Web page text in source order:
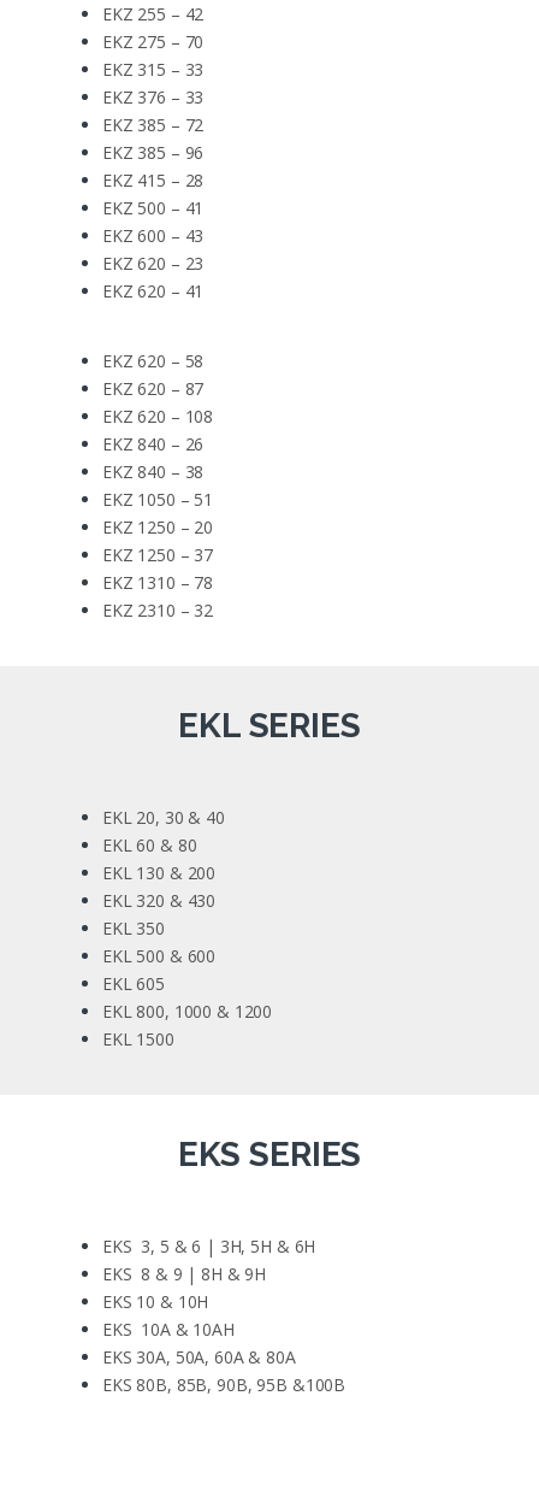
EKZ 255 – 42
EKZ 275 – 70
EKZ 315 – 33
EKZ 376 – 33
EKZ 385 – 72
EKZ 385 – 96
EKZ 415 – 28
EKZ 500 – 41
EKZ 600 – 43
EKZ 620 – 23
EKZ 620 – 41
EKZ 620 – 58
EKZ 620 – 87
EKZ 620 – 108
EKZ 840 – 26
EKZ 840 – 38
EKZ 1050 – 51
EKZ 1250 – 20
EKZ 1250 – 37
EKZ 1310 – 78
EKZ 2310 – 32
EKL SERIES
EKL 20, 30 & 40
EKL 60 & 80
EKL 130 & 200
EKL 320 & 430
EKL 350
EKL 500 & 600
EKL 605
EKL 800, 1000 & 1200
EKL 1500
EKS SERIES
EKS 3, 5 & 6 | 3H, 5H & 6H
EKS 8 & 9 | 8H & 9H
EKS 10 & 10H
EKS 10A & 10AH
EKS 30A, 50A, 60A & 80A
EKS 80B, 85B, 90B, 95B &100B